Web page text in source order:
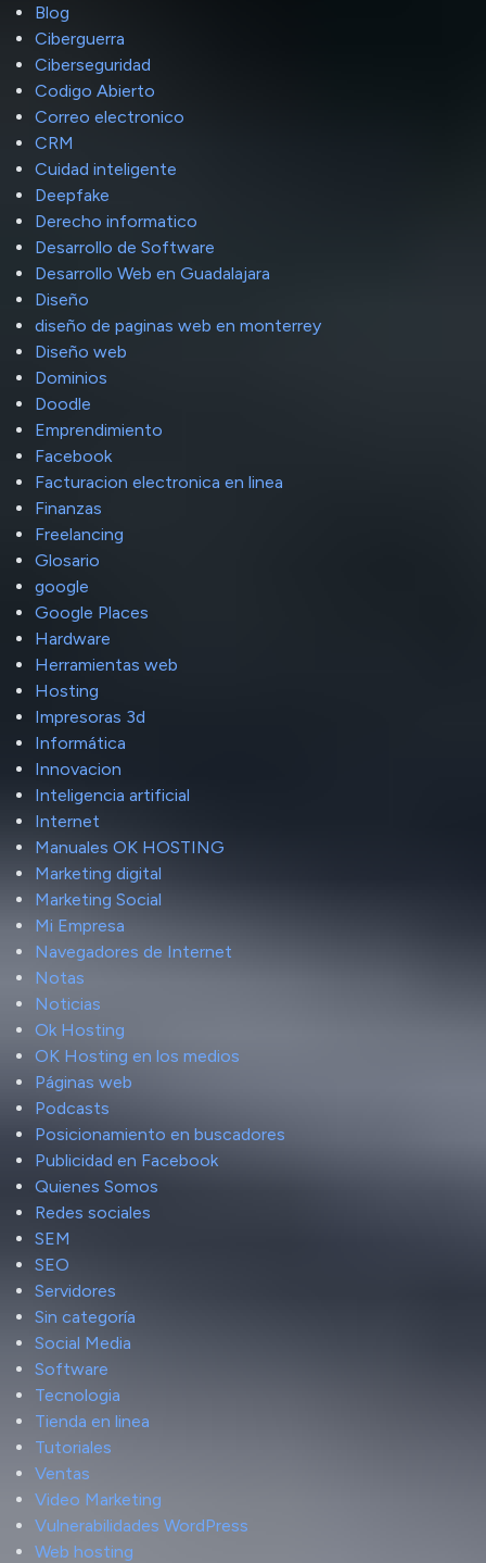
Blog
Ciberguerra
Ciberseguridad
Codigo Abierto
Correo electronico
CRM
Cuidad inteligente
Deepfake
Derecho informatico
Desarrollo de Software
Desarrollo Web en Guadalajara
Diseño
diseño de paginas web en monterrey
Diseño web
Dominios
Doodle
Emprendimiento
Facebook
Facturacion electronica en linea
Finanzas
Freelancing
Glosario
google
Google Places
Hardware
Herramientas web
Hosting
Impresoras 3d
Informática
Innovacion
Inteligencia artificial
Internet
Manuales OK HOSTING
Marketing digital
Marketing Social
Mi Empresa
Navegadores de Internet
Notas
Noticias
Ok Hosting
OK Hosting en los medios
Páginas web
Podcasts
Posicionamiento en buscadores
Publicidad en Facebook
Quienes Somos
Redes sociales
SEM
SEO
Servidores
Sin categoría
Social Media
Software
Tecnologia
Tienda en linea
Tutoriales
Ventas
Video Marketing
Vulnerabilidades WordPress
Web hosting